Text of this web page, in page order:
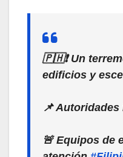
🇵🇭❗️ Un
edificios y
📌
🚨 Equipos de